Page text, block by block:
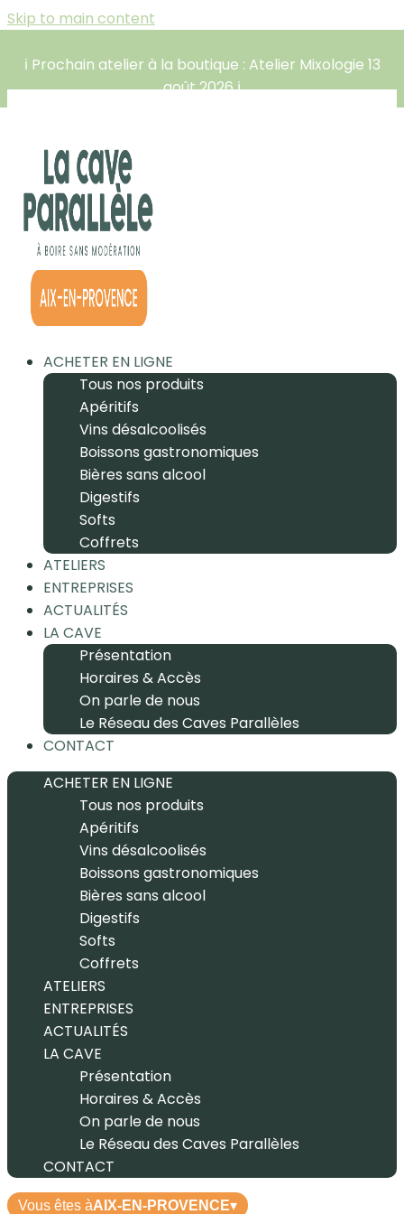
Skip to main content
ℹ️ Prochain atelier à la boutique : Atelier Mixologie 13
août 2026 ℹ️
ACHETER EN LIGNE
Tous nos produits
Apéritifs
Vins désalcoolisés
Boissons gastronomiques
Bières sans alcool
Digestifs
Softs
Coffrets
ATELIERS
ENTREPRISES
ACTUALITÉS
LA CAVE
Présentation
Horaires & Accès
On parle de nous
Le Réseau des Caves Parallèles
CONTACT
ACHETER EN LIGNE
Tous nos produits
Apéritifs
Vins désalcoolisés
Boissons gastronomiques
Bières sans alcool
Digestifs
Softs
Coffrets
ATELIERS
ENTREPRISES
ACTUALITÉS
LA CAVE
Présentation
Horaires & Accès
On parle de nous
Le Réseau des Caves Parallèles
CONTACT
Vous êtes àAIX-EN-PROVENCE▾